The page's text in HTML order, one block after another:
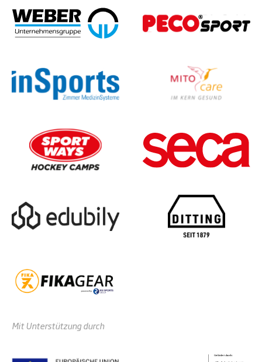
Mit Unterstützung durch